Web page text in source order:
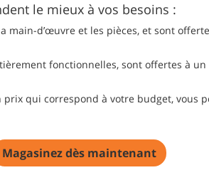
le mieux à vos besoins :
main-d’œuvre et les pièces, et sont
fonctionnelles, sont offertes à
qui correspond à votre budget, vous
Magasinez dès maintenant